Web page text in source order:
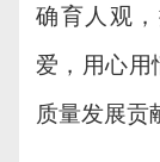
确育人观
爱，用心用
质量发展贡